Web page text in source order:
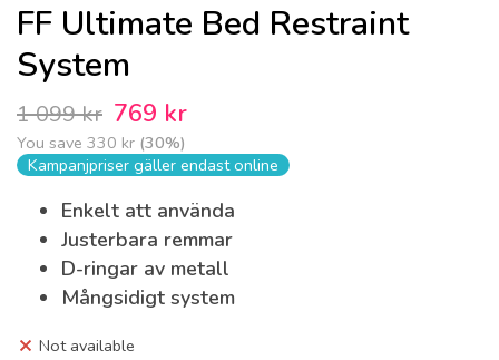
FF Ultimate Bed Restraint
System
1 099 kr 769 kr
You save 330 kr (30%)
Kampanjpriser gäller endast online
Enkelt att använda
Justerbara remmar
D-ringar av metall
Mångsidigt system
Not available